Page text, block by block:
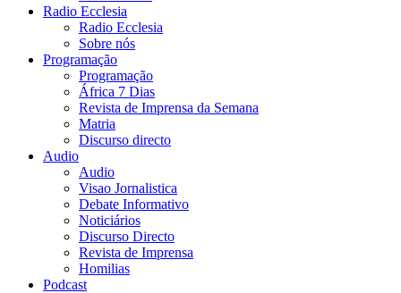
Radio Ecclesia
Radio Ecclesia
Sobre nós
Programação
Programação
África 7 Dias
Revista de Imprensa da Semana
Matria
Discurso directo
Audio
Audio
Visao Jornalistica
Debate Informativo
Noticiários
Discurso Directo
Revista de Imprensa
Homilias
Podcast